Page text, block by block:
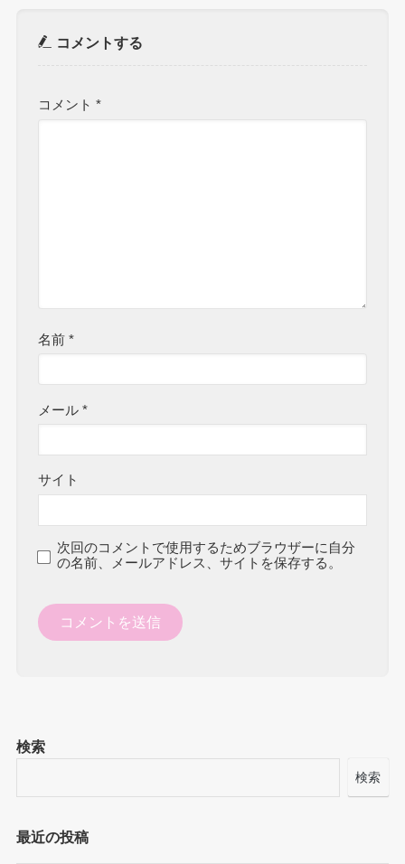
コメントする
コメント*
名前*
メール*
サイト
次回のコメントで使用するためブラウザーに自分
の名前、メールアドレス、サイトを保存する。
検索
検索
最近の投稿